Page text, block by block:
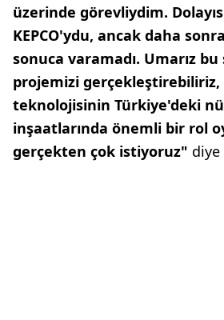
üzerinde görevliydim.
KEPCO'ydu, ancak daha
sonuca varamadı. Umarız
projemizi gerçekleştirebiliriz,
teknolojisinin Türkiye'deki
inşaatlarında önemli bir rol
gerçekten çok istiyoruz"